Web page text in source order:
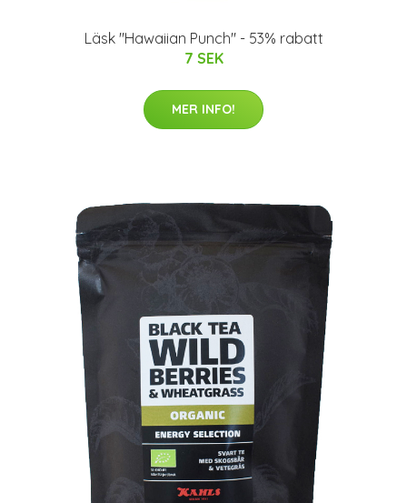
Läsk "Hawaiian Punch" - 53% rabatt
7 SEK
MER INFO!